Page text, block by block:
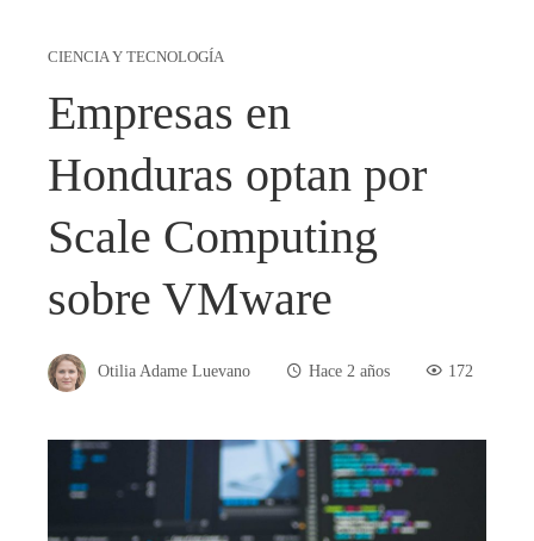
CIENCIA Y TECNOLOGÍA
Empresas en
Honduras optan por
Scale Computing
sobre VMware
Otilia Adame Luevano Hace 2 años 172